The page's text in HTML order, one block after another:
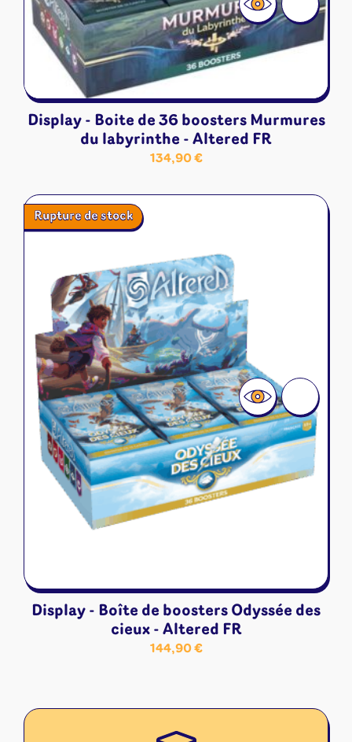
Display - Boite de 36 boosters Murmures
du labyrinthe - Altered FR
134,90€
Rupture de stock
Display - Boîte de boosters Odyssée des
cieux - Altered FR
144,90€